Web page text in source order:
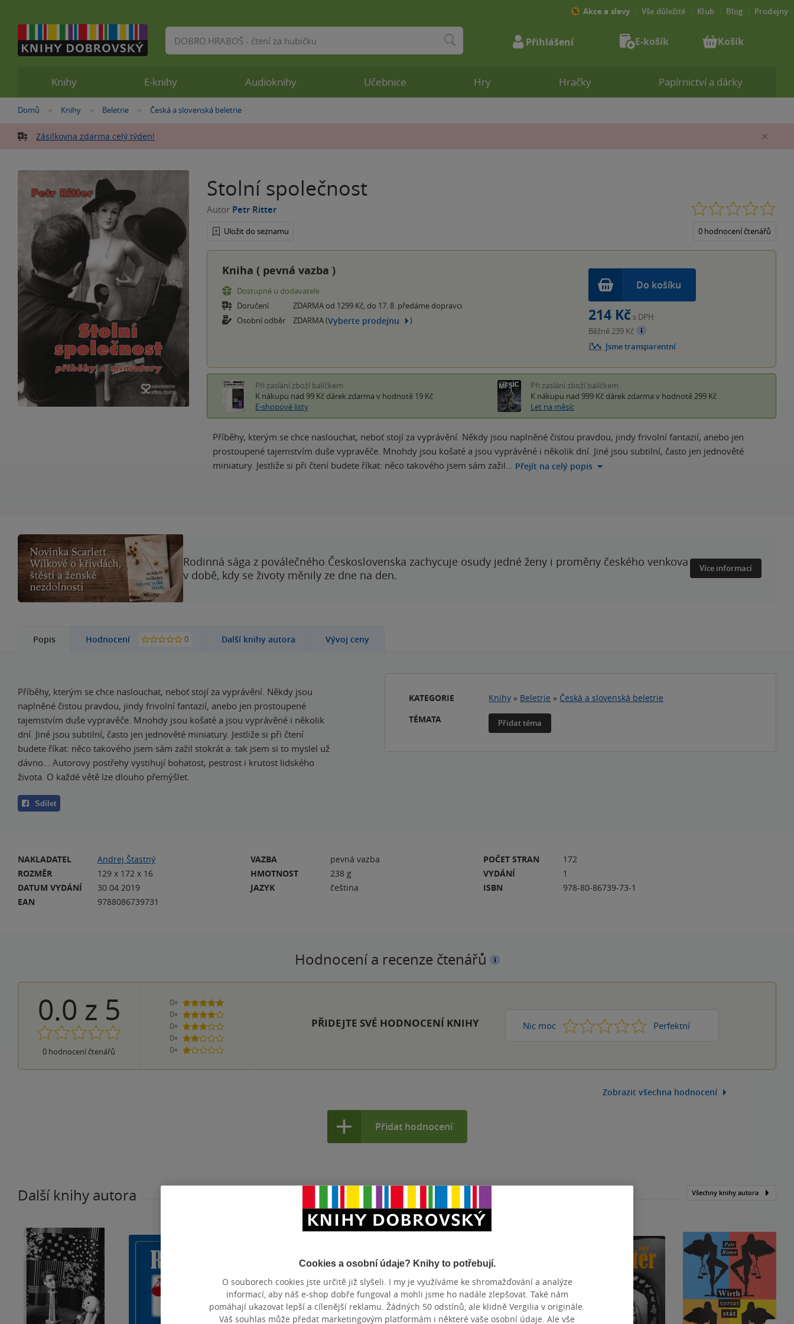
Nacházíte
zde:
Domů »
Knihy »
Beletrie »
Česká a slovenská beletrie
Zásilkovna zdarma celý týden!
Stolní společnost
Autor Petr Ritter
Uložit do seznamu 0 hodnocení čtenářů
Kniha ( pevná vazba )
Dostupné u dodavatele
Doručení
ZDARMA od 1299 Kč, do 17. 8. předáme dopravci
Osobní odběr
ZDARMA (Vyberte prodejnu )
Do košíku
214 Kč s DPH
Běžně 239 Kč
Jsme transparentní
Při zaslání zboží balíčkem
K nákupu nad 99 Kč dárek zdarma v hodnotě 19 Kč
E-shopové listy
Při zaslání zboží balíčkem
K nákupu nad 999 Kč dárek zdarma v hodnotě 299 Kč
Let na měsíc
Příběhy, kterým se chce naslouchat, neboť stojí za vyprávění. Někdy jsou naplněné čistou pravdou, jindy frivolní fantazií, anebo jen
prostoupené tajemstvím duše vypravěče. Mnohdy jsou košaté a jsou vyprávěné i několik dní. Jiné jsou subtilní, často jen jednověté
miniatury. Jestliže si při čtení budete říkat: něco takového jsem sám zažil… Přejít na celý popis
Rodinná sága z poválečného Československa zachycuje osudy jedné ženy i proměny českého venkova
v době, kdy se životy měnily ze dne na den.
Více informací
Popis Hodnocení 0 Další knihy autora Vývoj ceny
Příběhy, kterým se chce naslouchat, neboť stojí za vyprávění. Někdy jsou
naplněné čistou pravdou, jindy frivolní fantazií, anebo jen prostoupené
tajemstvím duše vypravěče. Mnohdy jsou košaté a jsou vyprávěné i několik
dní. Jiné jsou subtilní, často jen jednověté miniatury. Jestliže si při čtení
budete říkat: něco takového jsem sám zažil stokrát a: tak jsem si to myslel už
dávno… Autorovy postřehy vystihují bohatost, pestrost i krutost lidského
života. O každé větě lze dlouho přemýšlet.
Sdílet
KATEGORIE Knihy » Beletrie » Česká a slovenská beletrie
TÉMATA
Přidat téma
NAKLADATEL
Andrej Štastný
ROZMĚR
129 x 172 x 16
DATUM VYDÁNÍ
30.04.2019
EAN
9788086739731
VAZBA
pevná vazba
HMOTNOST
238 g
JAZYK
čeština
POČET STRAN
172
VYDÁNÍ
1
ISBN
978-80-86739-73-1
Hodnocení a recenze čtenářů
0.0 z 5
0 hodnocení čtenářů
0×
5 hvězdiček
0×
4 hvězdičky
0×
3 hvězdičky
0×
2 hvězdičky
0×
1 hvezdička
PŘIDEJTE SVÉ HODNOCENÍ KNIHY Nic moc 1 2 3 4 Perfektní
5
Zobrazit všechna hodnocení
Přidat hodnocení
Další knihy autora Všechny knihy autora
Knihy E-knihy Audioknihy Učebnice Hry Hračky Papírnictví a dárky
Akce a slevy Vše důležité Klub Blog Prodejny
Vyhledávání Přihlášení E-košík Košík
Cookies a osobní údaje? Knihy to potřebují.
O souborech cookies jste určitě již slyšeli. I my je využíváme ke shromažďování a analýze
informací, aby náš e-shop dobře fungoval a mohli jsme ho nadále zlepšovat. Také nám
pomáhají ukazovat lepší a cílenější reklamu. Žádných 50 odstínů, ale klidně Vergilia v originále.
Váš souhlas může předat marketingovým platformám i některé vaše osobní údaje. Ale vše